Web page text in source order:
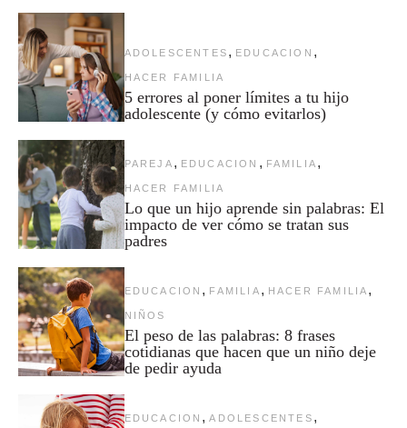
ADOLESCENTES , EDUCACION ,
HACER FAMILIA
5 errores al poner límites a tu hijo
adolescente (y cómo evitarlos)
PAREJA , EDUCACION , FAMILIA ,
HACER FAMILIA
Lo que un hijo aprende sin palabras: El
impacto de ver cómo se tratan sus
padres
EDUCACION , FAMILIA , HACER FAMILIA ,
NIÑOS
El peso de las palabras: 8 frases
cotidianas que hacen que un niño deje
de pedir ayuda
EDUCACION , ADOLESCENTES ,